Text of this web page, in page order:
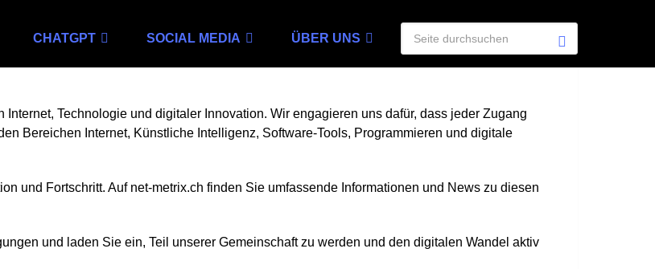
CHATGPT SOCIAL MEDIA ÜBER UNS
Technologie und digitaler Innovation. Wir engagieren uns dafür, dass jeder Zugang
Bereichen Internet, Künstliche Intelligenz, Software-Tools, Programmieren und digitale
und Fortschritt. Auf net-metrix.ch finden Sie umfassende Informationen und News zu diesen
und laden Sie ein, Teil unserer Gemeinschaft zu werden und den digitalen Wandel aktiv